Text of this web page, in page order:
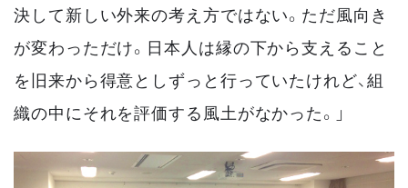
決して新しい外来の考え方ではない。ただ風向き
が変わっただけ。日本人は縁の下から支えること
を旧来から得意としずっと行っていたけれど、組
織の中にそれを評価する風土がなかった。」